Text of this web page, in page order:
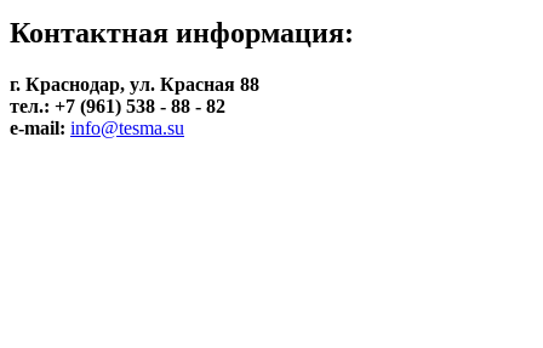
Контактная информация:
г. Краснодар, ул. Красная 88
тел.: +7 (961) 538 - 88 - 82
e-mail: info@tesma.su